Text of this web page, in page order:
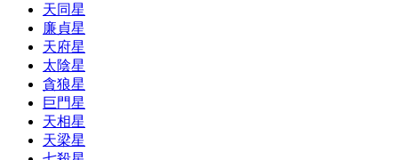
天同星
廉貞星
天府星
太陰星
貪狼星
巨門星
天相星
天梁星